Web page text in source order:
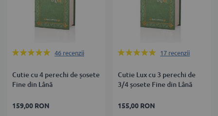
Rating:
46 recenzii
Cutie cu 4 perechi de șosete
Fine din Lână
159,00 RON
Rating:
17 recenzii
Cutie Lux cu 3 perechi de
3/4 șosete Fine din Lână
155,00 RON